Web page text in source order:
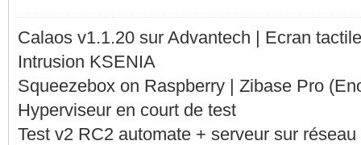
Calaos v1.1.20 sur Advantech | Ecran
Intrusion KSENIA
Squeezebox on Raspberry | Zibase Pro
Hyperviseur en court de test
Test v2 RC2 automate + serveur sur